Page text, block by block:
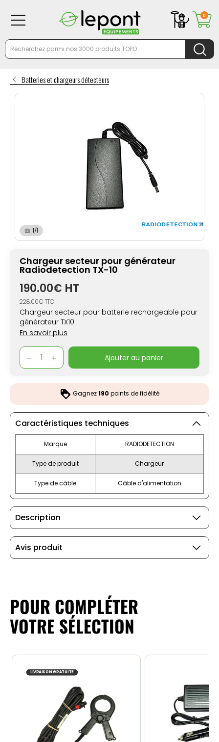
Batteries et chargeurs détecteurs
1/1
Chargeur secteur pour générateur
Radiodetection TX-10
190.00€ HT
228.00€ TTC
Chargeur secteur pour batterie rechargeable pour
générateur TX10
En savoir plus
ajouter au panier
Gagnez190 points de fidélité
Caractéristiques techniques
Marque RADIODETECTION
Type de produit Chargeur
Type de câble Câble d'alimentation
Description
Avis produit
POUR COMPLÉTER
VOTRE SÉLECTION
LIVRAISON GRATUITE
0